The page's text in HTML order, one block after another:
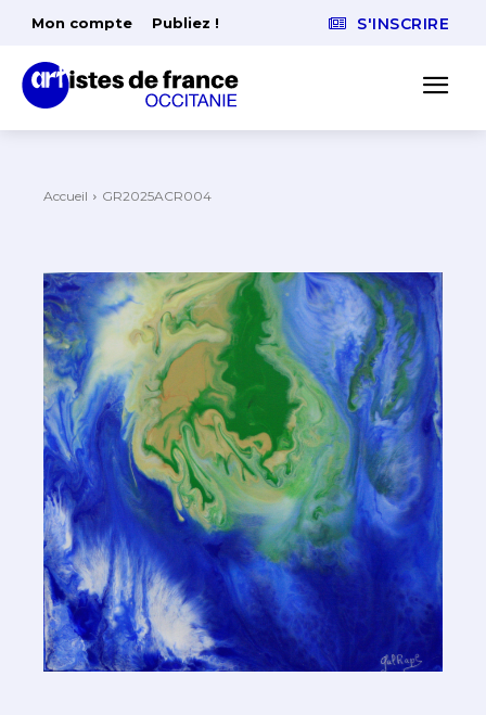
Mon compte Publiez ! S'INSCRIRE
Accueil GR2025ACR004